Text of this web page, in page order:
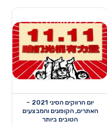
יום הרווקים הסיני 2021 –
האתרים, הקופונים והמבצעים
הטובים ביותר